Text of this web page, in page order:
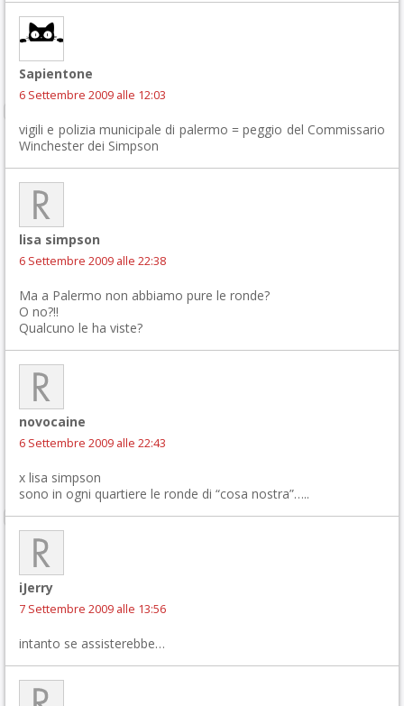
Sapientone
6 Settembre 2009 alle 12:03
vigili e polizia municipale di palermo = peggio del Commissario
Winchester dei Simpson
lisa simpson
6 Settembre 2009 alle 22:38
Ma a Palermo non abbiamo pure le ronde?
O no?!!
Qualcuno le ha viste?
novocaine
6 Settembre 2009 alle 22:43
x lisa simpson
sono in ogni quartiere le ronde di “cosa nostra”…..
iJerry
7 Settembre 2009 alle 13:56
intanto se assisterebbe…